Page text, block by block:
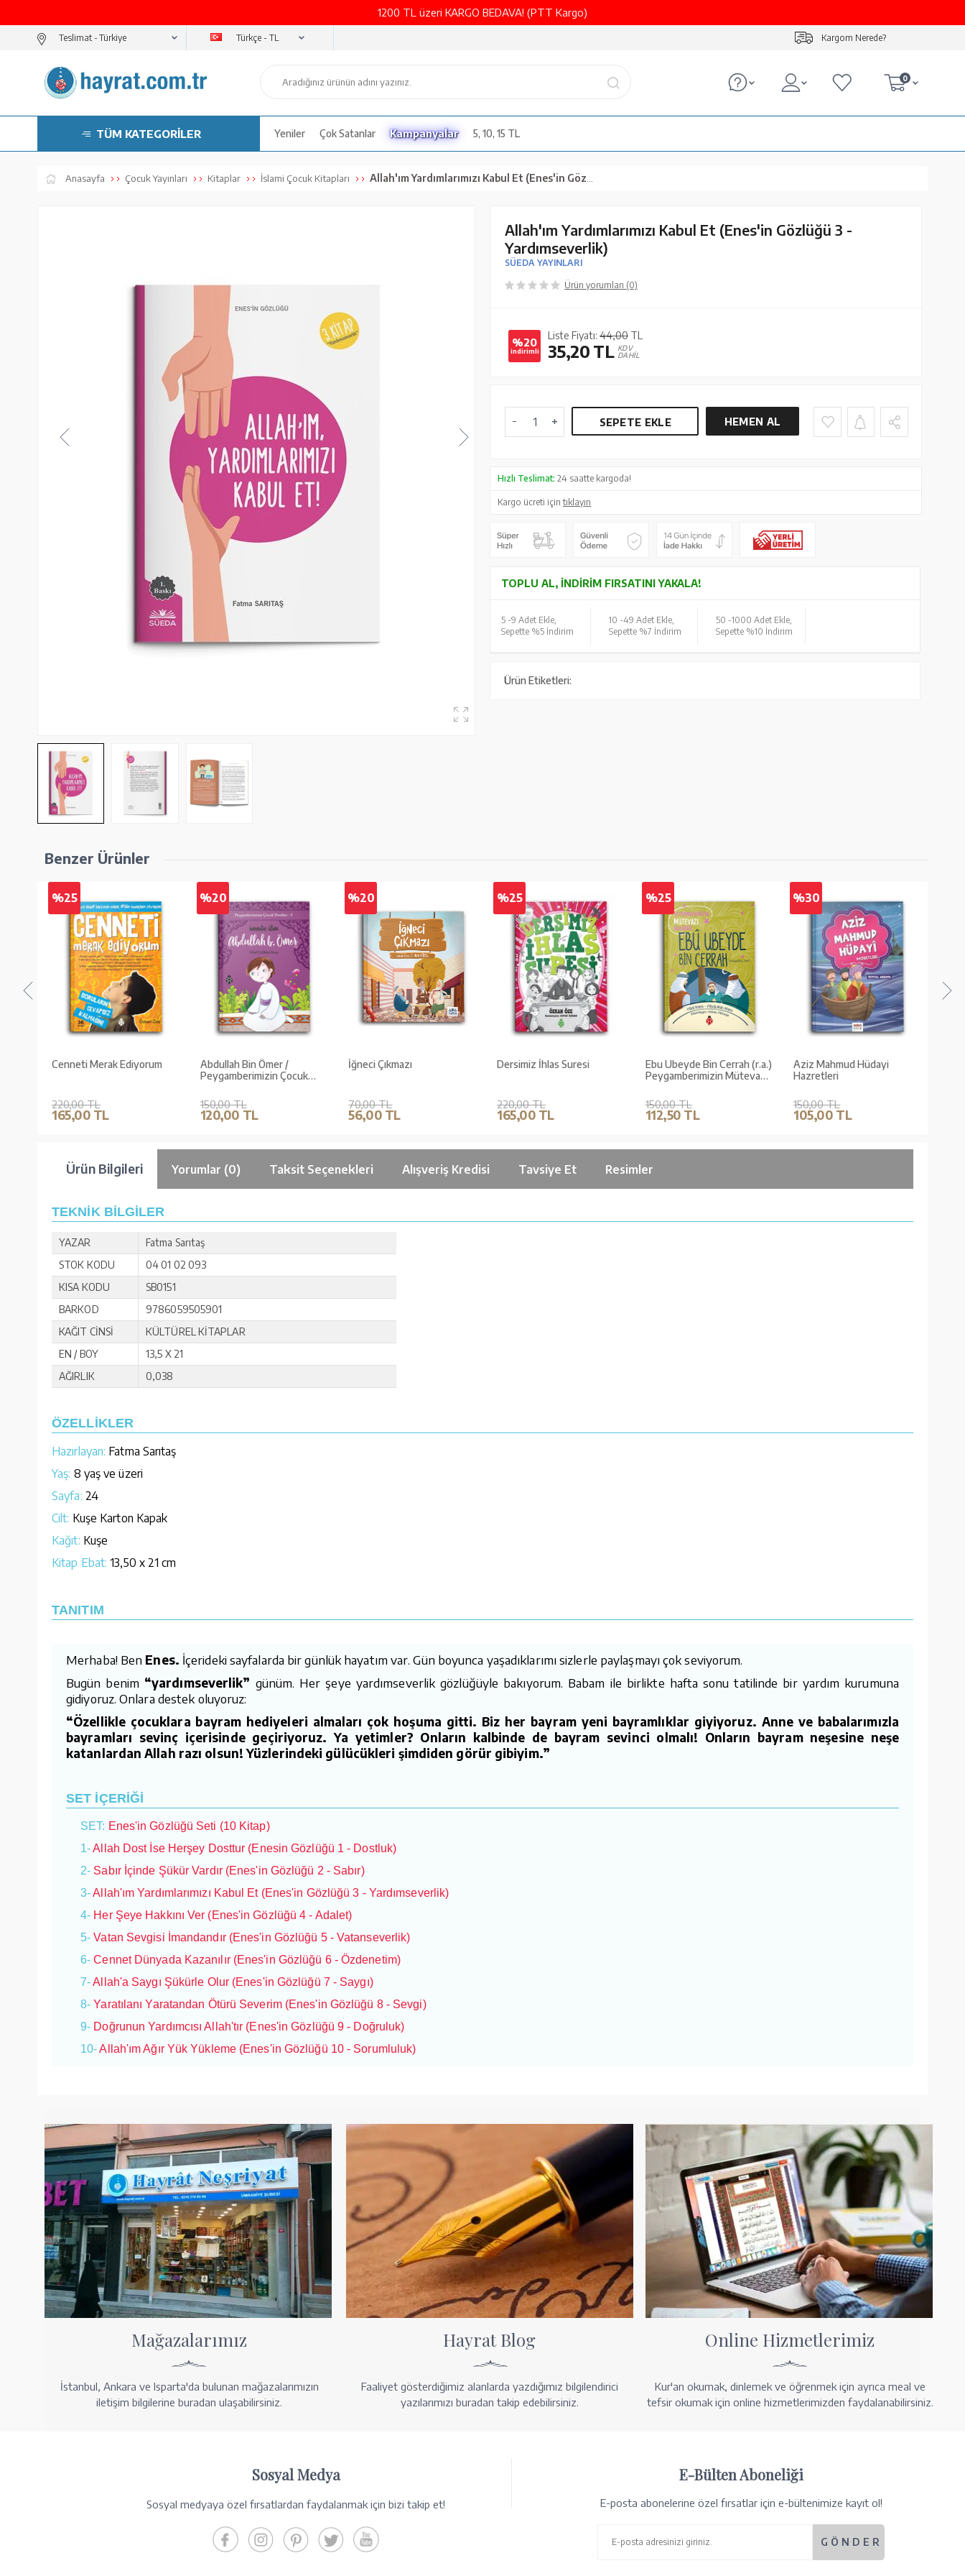
1200 TL üzeri KARGO BEDAVA! (PTT Kargo)
Teslimat - Türkçe - TL Kargom Nerede?
0
TÜM KATEGORİLER Yeniler Çok Satanlar Kampanyalar 5, 10, 15 TL
Anasayfa Çocuk Yayınları Kitaplar İslami Çocuk Kitapları Allah'ım Yardımlarımızı Kabul Et (Enes'in Gözlüğü 3 - Yardımseverlik)
Allah'ım Yardımlarımızı Kabul Et (Enes'in Gözlüğü 3 -
Yardımseverlik)
SÜEDA YAYINLARI
Ürün yorumları (0)
%20
indirimli
Liste Fiyatı: 44,00 TL
35,20TL KDV
DAHİL
SEPETE EKLE HEMEN AL
Hızlı Teslimat: 24 saatte kargoda!
Kargo ücreti içintıklayın
TOPLU AL, İNDIRIM FIRSATINI YAKALA!
5 -9 Adet Ekle,
Sepette %5 İndirim
10 -49 Adet Ekle,
Sepette %7 İndirim
50 -1000 Adet Ekle,
Sepette %10 İndirim
Ürün Etiketleri:
Benzer Ürünler
%25
Cenneti Merak Ediyorum
220,00 TL
165,00 TL
%20
Abdullah Bin Ömer /
Peygamberimizin Çocuk
150,00 TL
120,00 TL
%20
İğneci Çıkmazı
70,00 TL
56,00 TL
%25
Dersimiz İhlas Suresi
220,00 TL
165,00 TL
%25
Ebu Ubeyde Bin Cerrah (r.a.)
Peygamberimizin Mütevazi
150,00 TL
112,50 TL
%30
Aziz Mahmud Hüdayi
Hazretleri
150,00 TL
105,00 TL
Ürün Bilgileri Yorumlar (0) Taksit Seçenekleri Alışveriş Kredisi Tavsiye Et Resimler
TEKNİK BİLGİLER
YAZAR
Fatma Sarıtaş
STOK KODU
04 01 02 093
KISA KODU
SB0151
BARKOD
9786059505901
KAĞIT CİNSİ
KÜLTÜREL KİTAPLAR
EN / BOY
13,5 X 21
AĞIRLIK
0,038
ÖZELLİKLER
Hazırlayan: Fatma Sarıtaş
Yaş: 8 yaş ve üzeri
Sayfa: 24
Cilt: Kuşe Karton Kapak
Kağıt: Kuşe
Kitap Ebat: 13,50 x 21 cm
TANITIM
Merhaba! Ben Enes. İçerideki sayfalarda bir günlük hayatım var. Gün boyunca yaşadıklarımı sizlerle paylaşmayı çok seviyorum.
Bugün benim “yardımseverlik” günüm. Her şeye yardımseverlik gözlüğüyle bakıyorum. Babam ile birlikte hafta sonu tatilinde bir yardım kurumuna
gidiyoruz. Onlara destek oluyoruz:
“Özellikle çocuklara bayram hediyeleri almaları çok hoşuma gitti. Biz her bayram yeni bayramlıklar giyiyoruz. Anne ve babalarımızla
bayramları sevinç içerisinde geçiriyoruz. Ya yetimler? Onların kalbinde de bayram sevinci olmalı! Onların bayram neşesine neşe
katanlardan Allah razı olsun! Yüzlerindeki gülücükleri şimdiden görür gibiyim.”
SET İÇERİĞİ
SET: Enes'in Gözlüğü Seti (10 Kitap)
1-Allah Dost İse Herşey Dosttur (Enesin Gözlüğü 1 - Dostluk)
2- Sabır İçinde Şükür Vardır (Enes'in Gözlüğü 2 - Sabır)
3-Allah'ım Yardımlarımızı Kabul Et (Enes'in Gözlüğü 3 - Yardımseverlik)
4- Her Şeye Hakkını Ver (Enes'in Gözlüğü 4 - Adalet)
5- Vatan Sevgisi İmandandır (Enes'in Gözlüğü 5 - Vatanseverlik)
6- Cennet Dünyada Kazanılır (Enes'in Gözlüğü 6 - Özdenetim)
7-Allah'a Saygı Şükürle Olur (Enes'in Gözlüğü 7 - Saygı)
8- Yaratılanı Yaratandan Ötürü Severim (Enes'in Gözlüğü 8 - Sevgi)
9- Doğrunun Yardımcısı Allah'tır (Enes'in Gözlüğü 9 - Doğruluk)
10-Allah'ım Ağır Yük Yükleme (Enes'in Gözlüğü 10 - Sorumluluk)
Mağazalarımız
İstanbul, Ankara ve Isparta'da bulunan mağazalarımızın
iletişim bilgilerine buradan ulaşabilirsiniz.
Hayrat Blog
Faaliyet gösterdiğimiz alanlarda yazdığımız bilgilendirici
yazılarımızı buradan takip edebilirsiniz.
Online Hizmetlerimiz
Kur'an okumak, dinlemek ve öğrenmek için ayrıca meal ve
tefsir okumak için online hizmetlerimizden faydalanabilirsiniz.
Sosyal Medya
Sosyal medyaya özel fırsatlardan faydalanmak için bizi takip et!
E-Bülten Aboneliği
E-posta abonelerine özel fırsatlar için e-bültenimize kayıt ol!